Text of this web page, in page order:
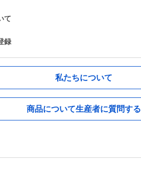
て
録
私たちについて
商品について生産者に質問する